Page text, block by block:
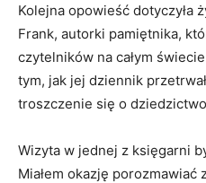
Kolejna opowieść dotyczyła
‌Frank, autorki pamiętnika,
⁣czytelników na całym
‍tym,⁢ jak jej dziennik
troszczenie się o
Wizyta‍ w jednej z księgarni
⁣Miałem okazję ‍porozmawiać